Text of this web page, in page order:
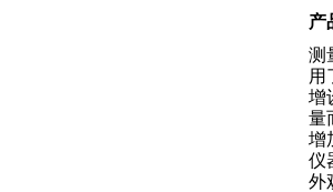
产
测
用
增
量
增
仪
外